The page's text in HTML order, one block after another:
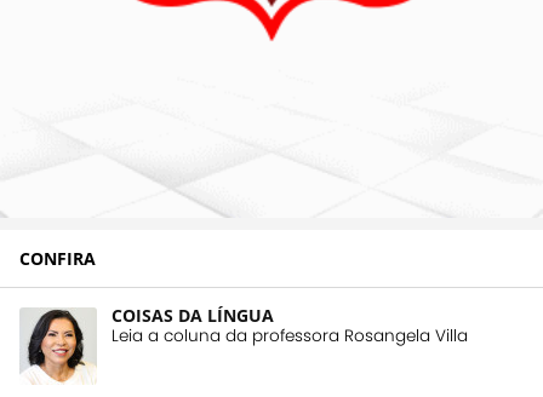
CONFIRA
COISAS DA LÍNGUA
Leia a coluna da professora Rosangela Villa